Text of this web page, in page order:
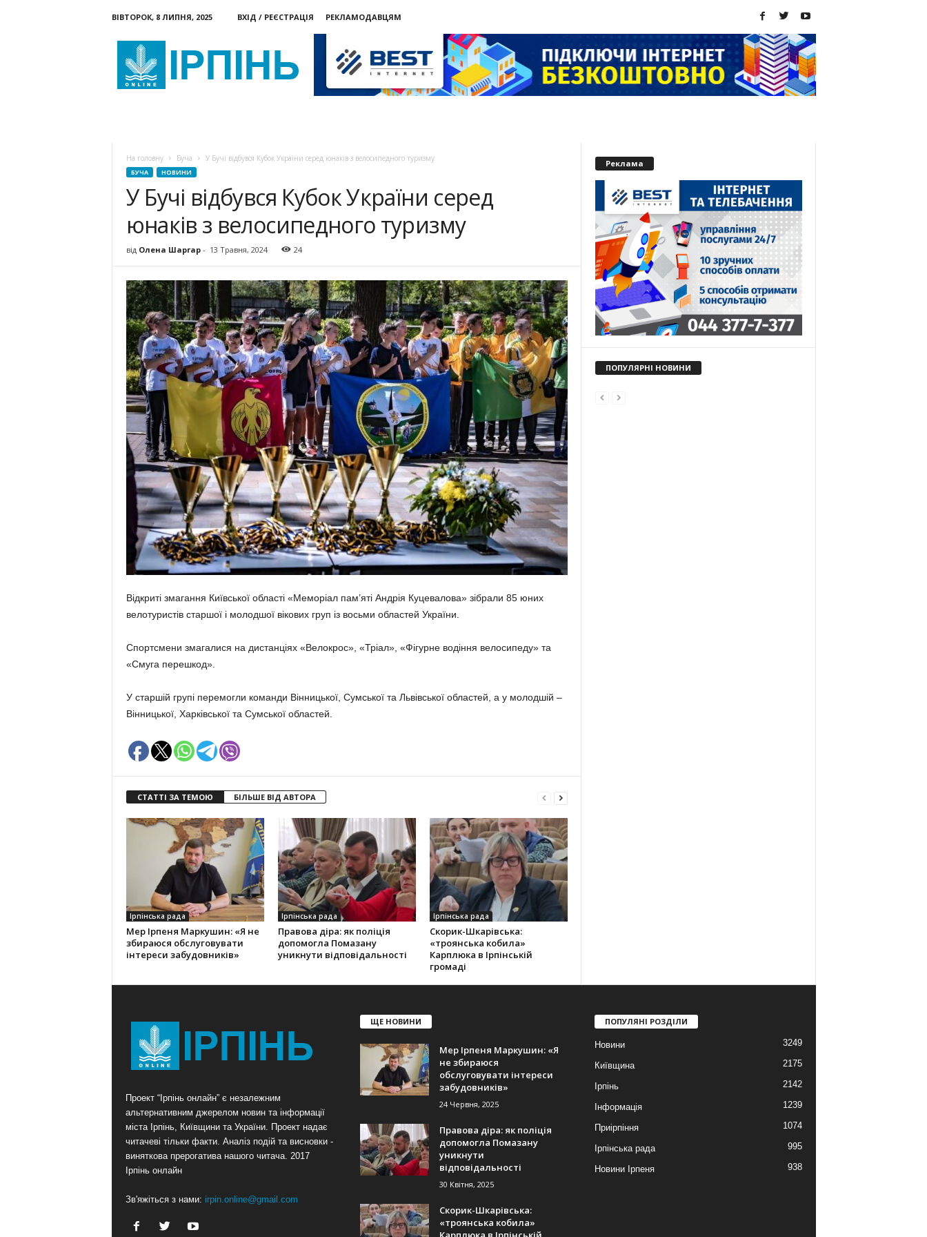
ВІВТОРОК, 8 ЛИПНЯ, 2025 ВХІД / РЕЄСТРАЦІЯ
РЕКЛАМОДАВЦЯМ
онлайн
На головну Буча У Бучі відбувся Кубок України серед юнаків з велосипедного туризму
БУЧА НОВИНИ
У Бучі відбувся Кубок України серед
юнаків з велосипедного туризму
від Олена Шаргар- 13 Травня, 2024 24
Відкриті змагання Київської області «Меморіал пам’яті Андрія Куцевалова» зібрали 85 юних
велотуристів старшої і молодшої вікових груп із восьми областей України.
Спортсмени змагалися на дистанціях «Велокрос», «Тріал», «Фігурне водіння велосипеду» та
«Смуга перешкод».
У старшій групі перемогли команди Вінницької, Сумської та Львівської областей, а у молодшій –
Вінницької, Харківської та Сумської областей.
СТАТТІ ЗА ТЕМОЮ БІЛЬШЕ ВІД АВТОРА
Ірпінська рада
Мер Ірпеня Маркушин: «Я не
збираюся обслуговувати
інтереси забудовників»
Ірпінська рада
Правова діра: як поліція
допомогла Помазану
уникнути відповідальності
Ірпінська рада
Скорик-Шкарівська:
«троянська кобила»
Карплюка в Ірпінській
громаді
Реклама
ПОПУЛЯРНІ НОВИНИ
Проект “Ірпінь онлайн” є незалежним
альтернативним джерелом новин та інформації
міста Ірпінь, Київщини та України. Проект надає
читачеві тільки факти. Аналіз подій та висновки -
виняткова прерогатива нашого читача. 2017
Ірпінь онлайн
Зв'яжіться з нами: irpin.online@gmail.com
ЩЕ НОВИНИ
Мер Ірпеня Маркушин: «Я
не збираюся
обслуговувати інтереси
забудовників»
24 Червня, 2025
Правова діра: як поліція
допомогла Помазану
уникнути
відповідальності
30 Квітня, 2025
Скорик-Шкарівська:
«троянська кобила»
ПОПУЛЯНІ РОЗДІЛИ
Новини 3249
Київщина 2175
Ірпінь 2142
Інформація 1239
Приірпіння 1074
Ірпінська рада 995
Новини Ірпеня 938